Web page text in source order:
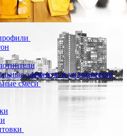
элементы и уплотнители
смеси